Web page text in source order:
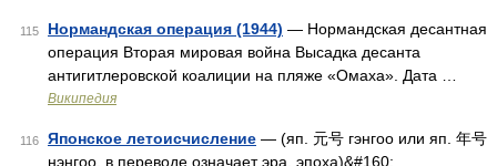
115 Нормандская операция (1944) — Нормандская десантная
операция Вторая мировая война Высадка десанта
антигитлеровской коалиции на пляже «Омаха». Дата …
Википедия
116 Японское летоисчисление — (яп. 元号 гэнгоо или яп. 年号
нэнгоо, в переводе означает эра, эпоха)&#160;